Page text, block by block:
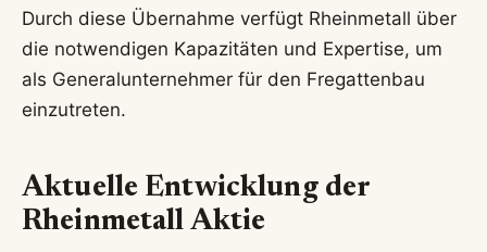
Durch diese Übernahme verfügt Rheinmetall über
die notwendigen Kapazitäten und Expertise, um
als Generalunternehmer für den Fregattenbau
einzutreten.
Aktuelle Entwicklung der
Rheinmetall Aktie